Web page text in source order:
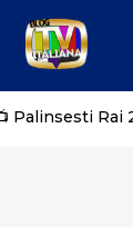
Palinsesti Rai